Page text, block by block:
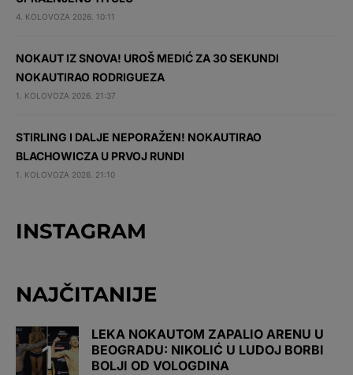
4. KOLOVOZA 2026. 10:11
NOKAUT IZ SNOVA! UROŠ MEDIĆ ZA 30 SEKUNDI
NOKAUTIRAO RODRIGUEZA
1. KOLOVOZA 2026. 21:37
STIRLING I DALJE NEPORAŽEN! NOKAUTIRAO
BLACHOWICZA U PRVOJ RUNDI
1. KOLOVOZA 2026. 21:10
INSTAGRAM
NAJČITANIJE
LEKA NOKAUTOM ZAPALIO ARENU U
BEOGRADU: NIKOLIĆ U LUDOJ BORBI
BOLJI OD VOLOGDINA